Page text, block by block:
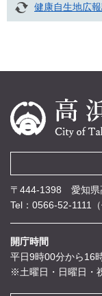
健康自生地広報
〒444-1398 愛知県
Tel：0566-52-1111（
開庁時間
平日9時00分から16
※土曜日・日曜日